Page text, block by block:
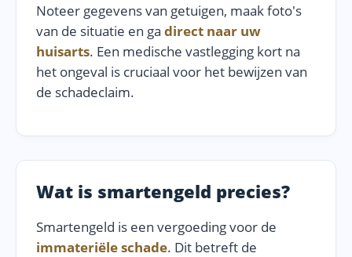
Noteer gegevens van getuigen, maak foto's
van de situatie en ga direct naar uw
huisarts. Een medische vastlegging kort na
het ongeval is cruciaal voor het bewijzen van
de schadeclaim.
Wat is smartengeld precies?
Smartengeld is een vergoeding voor de
immateriële schade. Dit betreft de